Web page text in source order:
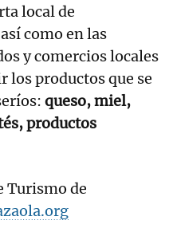
local de
así como en las
y comercios locales
los productos que se
queso, miel,
productos
Turismo de